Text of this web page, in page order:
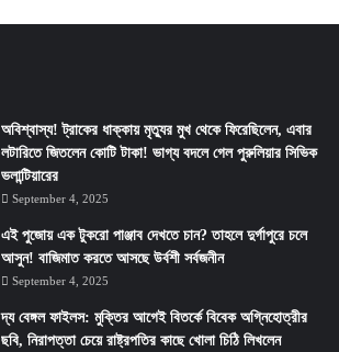
অবিশ্বাস্য! ট্রাকের ধাক্কায় মৃত্যুর মুখ থেকে ফিরেছিলেন, এবার
লটারিতে জিতলেন কোটি টাকা! ভাগ্য বদলে গেল পুরুলিয়ার সিভিক
ভলান্টিয়ারের
September 4, 2025
এই পুজোয় এক টুকরো পাঞ্জাব দেখতে চান? তাহলে দুর্গাপুরে চলে
আসুন! বাজিমাত করতে আসছে উর্বশী সর্বজনীন
September 4, 2025
দ্য বেঙ্গল ফাইলস: মুক্তির আগেই বিতর্কে বিবেক অগ্নিহোত্রীর
ছবি, নিরাপত্তা চেয়ে রাষ্ট্রপতির কাছে খোলা চিঠি লিখলেন